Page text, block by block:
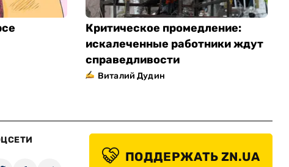
Критическое промедление:
искалеченные работники ждут
справедливости
Виталий Дудин
ПОДДЕРЖАТЬ ZN.UA